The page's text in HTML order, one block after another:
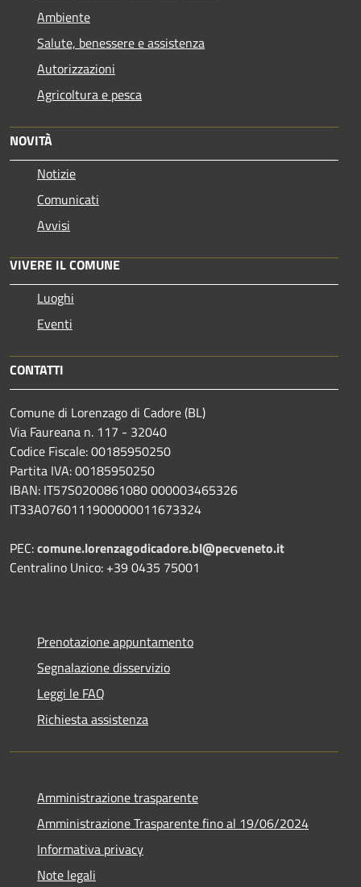
Ambiente
Salute, benessere e assistenza
Autorizzazioni
Agricoltura e pesca
NOVITÀ
Notizie
Comunicati
Avvisi
VIVERE IL COMUNE
Luoghi
Eventi
CONTATTI
Comune di Lorenzago di Cadore (BL)
Via Faureana n. 117 - 32040
Codice Fiscale: 00185950250
Partita IVA: 00185950250
IBAN: IT57S0200861080 000003465326
IT33A0760111900000011673324
PEC:comune.lorenzagodicadore.bl@pecveneto.it
Centralino Unico: +39 0435 75001
Prenotazione appuntamento
Segnalazione disservizio
Leggi le FAQ
Richiesta assistenza
Amministrazione trasparente
Amministrazione Trasparente fino al 19/06/2024
Informativa privacy
Note legali